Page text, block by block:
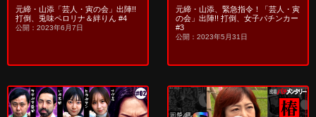
元締・山添「芸人・寅の会」出陣!!
打倒、兎味ペロリナ＆絆りん #4
公開：2023年6月7日
元締・山添、緊急指令！「芸人・寅
の会」出陣!! 打倒、女子パチンカー
#3
公開：2023年5月31日